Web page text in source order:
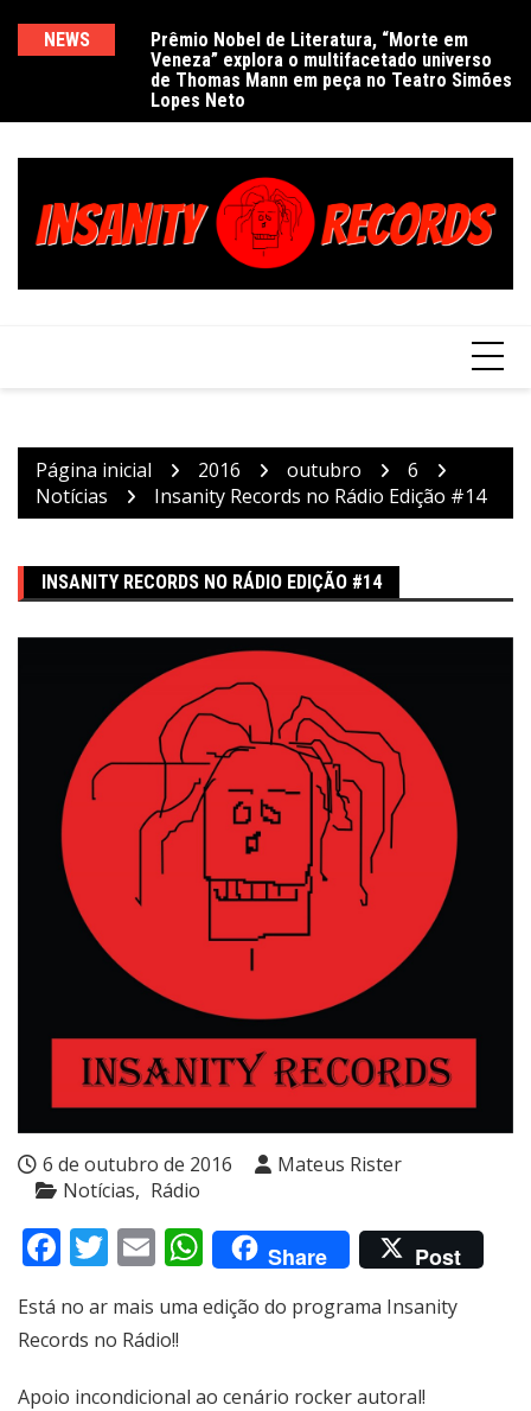
NEWS
Prêmio Nobel de Literatura, “Morte em
Veneza” explora o multifacetado universo
de Thomas Mann em peça no Teatro Simões
Lopes Neto
Página inicial 2016 outubro
6
Notícias
Insanity Records no Rádio Edição #14
INSANITY RECORDS NO RÁDIO EDIÇÃO #14
6 de outubro de 2016
Mateus Rister
Notícias
Rádio
Facebook
Twitter
EmailWhatsApp
Share Post
Está no ar mais uma edição do programa Insanity
Records no Rádio!!
Apoio incondicional ao cenário rocker autoral!